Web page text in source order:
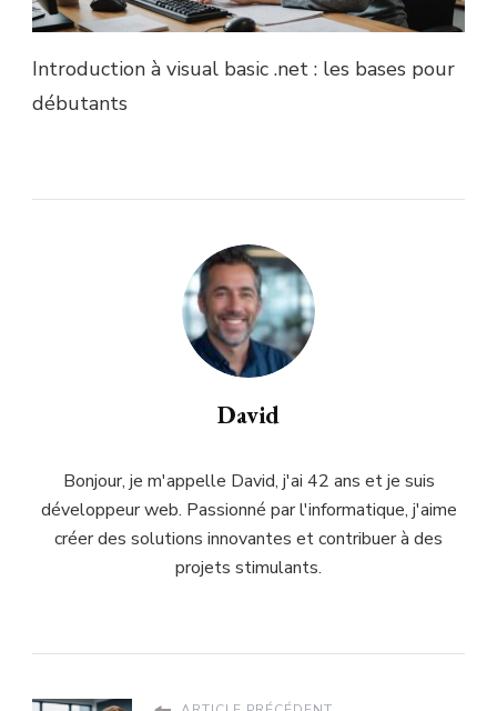
Introduction à visual basic .net : les bases pour
débutants
David
Bonjour, je m'appelle David, j'ai 42 ans et je suis
développeur web. Passionné par l'informatique, j'aime
créer des solutions innovantes et contribuer à des
projets stimulants.